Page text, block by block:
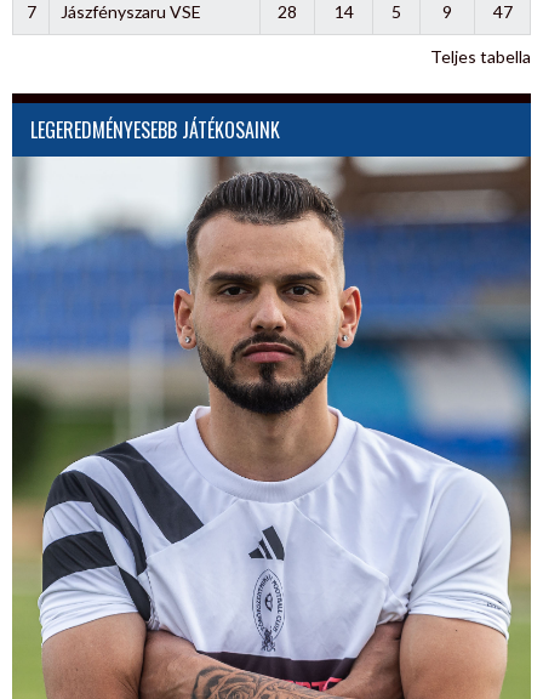
7 Jászfényszaru VSE 28 14 5 9 47
Teljes tabella
LEGEREDMÉNYESEBB JÁTÉKOSAINK